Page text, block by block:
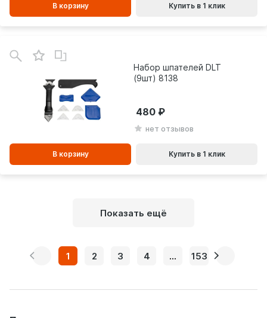
В корзину Купить в 1 клик
Набор шпателей DLT
(9шт) 8138
нет отзывов
480
В корзину Купить в 1 клик
Показать ещё
1 2 3 4 ... 153